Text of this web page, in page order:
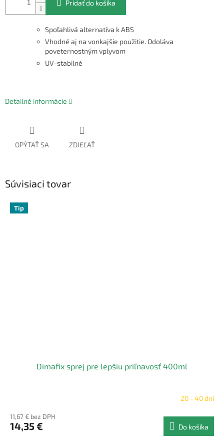
Pridať do košíka
Spoľahlivá alternatíva k ABS
Vhodné aj na vonkajšie použitie. Odoláva
poveternostným vplyvom
UV-stabilné
Detailné informácie
OPÝTAŤ SA ZDIEĽAŤ
Súvisiaci tovar
Tip
Dimafix sprej pre lepšiu priľnavosť 400ml
20 - 40 dní
11,67 € bez DPH
14,35 € Do košíka